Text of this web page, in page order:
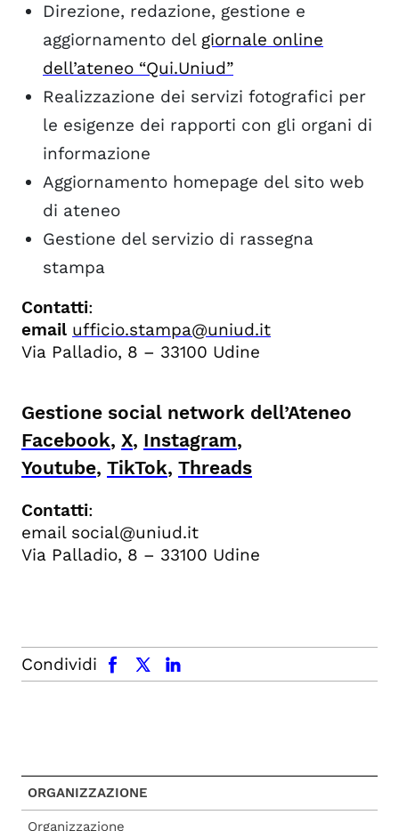
Direzione, redazione, gestione e
aggiornamento del giornale online
dell’ateneo “Qui.Uniud”
Realizzazione dei servizi fotografici per
le esigenze dei rapporti con gli organi di
informazione
Aggiornamento homepage del sito web
di ateneo
Gestione del servizio di rassegna
stampa
Contatti:
email ufficio.stampa@uniud.it
Via Palladio, 8 – 33100 Udine
Gestione social network dell’Ateneo
Facebook, X, Instagram,
Youtube, TikTok, Threads
Contatti:
email social@uniud.it
Via Palladio, 8 – 33100 Udine
Condividi
facebook x.com linkedin
ORGANIZZAZIONE
Organizzazione